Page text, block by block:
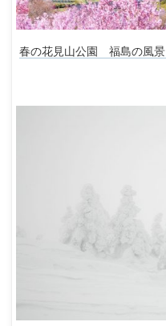
春の花見山公園 福島の風景